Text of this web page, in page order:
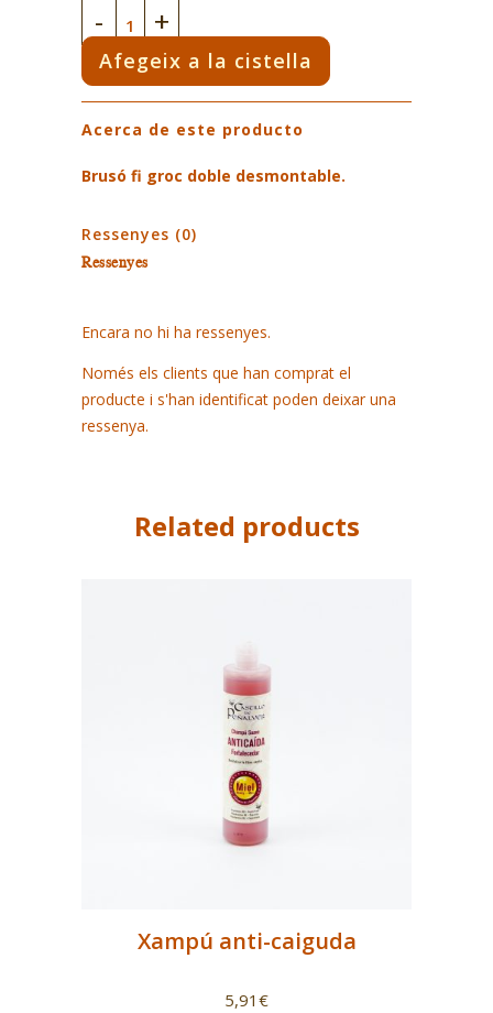
Brusó
fi
groc
doble
desmontable
Afegeix a la cistella
Acerca de este producto
Brusó fi groc doble desmontable.
Ressenyes (0)
Ressenyes
Encara no hi ha ressenyes.
Només els clients que han comprat el
producte i s'han identificat poden deixar una
ressenya.
Related products
Xampú anti-caiguda
5,91 €